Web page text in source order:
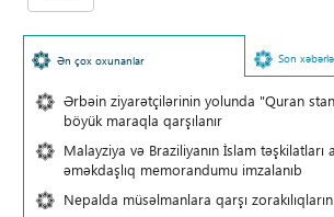
Ən çox oxunanlar Son
Ərbəin ziyarətçilərinin yolunda "Quran
böyük maraqla qarşılanır
Malayziya və Braziliyanın İslam təşkilatları
əməkdaşlıq memorandumu imzalanıb
Nepalda müsəlmanlara qarşı